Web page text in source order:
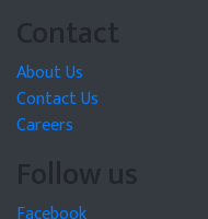
Contact
About Us
Contact Us
Careers
Follow us